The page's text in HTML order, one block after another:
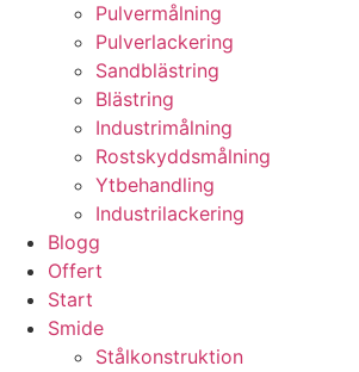
Pulvermålning
Pulverlackering
Sandblästring
Blästring
Industrimålning
Rostskyddsmålning
Ytbehandling
Industrilackering
Blogg
Offert
Start
Smide
Stålkonstruktion